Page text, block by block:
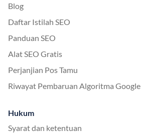
Blog
Daftar Istilah SEO
Panduan SEO
Alat SEO Gratis
Perjanjian Pos Tamu
Riwayat Pembaruan Algoritma Google
Hukum
Syarat dan ketentuan